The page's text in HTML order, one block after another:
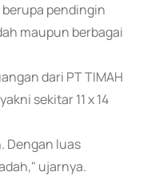
pendingin
maupun berbagai
dari PT TIMAH
sekitar 11 x 14
Dengan luas
ujarnya.